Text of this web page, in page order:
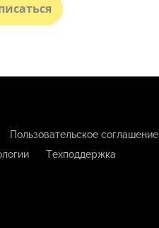
Пользовательское соглашение
Техподдержка